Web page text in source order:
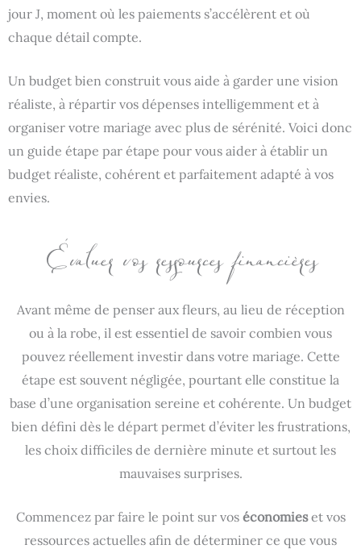
jour J, moment où les paiements s’accélèrent et où
chaque détail compte.
Un budget bien construit vous aide à garder une vision
réaliste, à répartir vos dépenses intelligemment et à
organiser votre mariage avec plus de sérénité. Voici donc
un guide étape par étape pour vous aider à établir un
budget réaliste, cohérent et parfaitement adapté à vos
envies.
Évaluer vos ressources financières
Avant même de penser aux fleurs, au lieu de réception
ou à la robe, il est essentiel de savoir combien vous
pouvez réellement investir dans votre mariage. Cette
étape est souvent négligée, pourtant elle constitue la
base d’une organisation sereine et cohérente. Un budget
bien défini dès le départ permet d’éviter les frustrations,
les choix difficiles de dernière minute et surtout les
mauvaises surprises.
Commencez par faire le point sur vos économieset vos
ressources actuelles afin de déterminer ce que vous